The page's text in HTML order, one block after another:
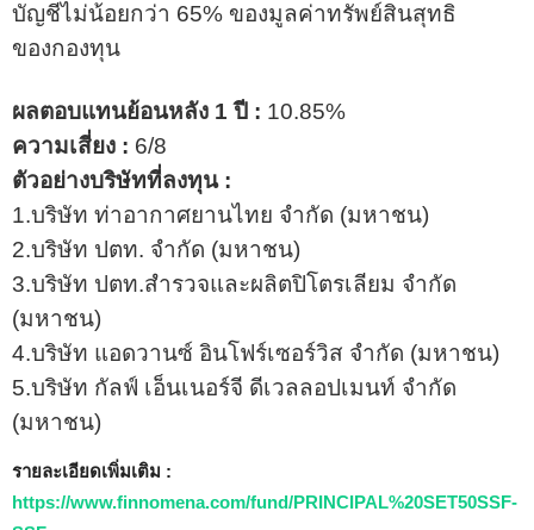
บัญชีไม่น้อยกว่า 65% ของมูลค่าทรัพย์สินสุทธิ
ของกองทุน
ผลตอบแทนย้อนหลัง 1 ปี : 10.85%
ความเสี่ยง : 6/8
ตัวอย่างบริษัทที่ลงทุน :
1.บริษัท ท่าอากาศยานไทย จํากัด (มหาชน)
2.บริษัท ปตท. จำกัด (มหาชน)
3.บริษัท ปตท.สํารวจและผลิตปิโตรเลียม จํากัด
(มหาชน)
4.บริษัท แอดวานซ์ อินโฟร์เซอร์วิส จํากัด (มหาชน)
5.บริษัท กัลฟ์ เอ็นเนอร์จี ดีเวลลอปเมนท์ จำกัด
(มหาชน)
รายละเอียดเพิ่มเติม :
https://www.finnomena.com/fund/PRINCIPAL%20SET50SSF-